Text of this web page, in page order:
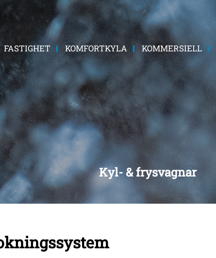
FASTIGHET KOMFORTKYLA KOMMERSIELL
Kyl- & frysvagnar